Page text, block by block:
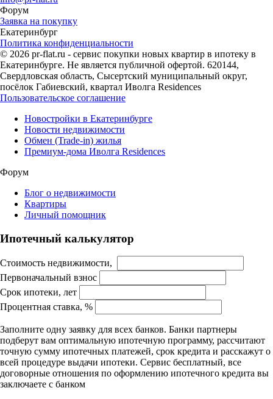
Форум
Заявка на покупку
Екатеринбург
Политика конфиденциальности
© 2026 pr-flat.ru - сервис покупки новых квартир в ипотеку в
Екатеринбурге. Не является публичной офертой. 620144,
Свердловская область, Сысертский муниципальный округ,
посёлок Габиевский, квартал Иволга Residences
Пользовательское соглашение
Новостройки в Екатеринбурге
Новости недвижимости
Обмен (Trade-in) жилья
Премиум-дома Иволга Residences
Форум
Блог о недвижимости
Квартиры
Личный помощник
Ипотечный калькулятор
Стоимость недвижимости,
Первоначальный взнос
Срок ипотеки, лет
Процентная ставка, %
Заполните одну заявку для всех банков. Банки партнеры
подберут вам оптимальную ипотечную программу, рассчитают
точную сумму ипотечных платежей, срок кредита и расскажут о
всей процедуре выдачи ипотеки. Сервис бесплатный, все
договорные отношения по оформлению ипотечного кредита вы
заключаете с банком